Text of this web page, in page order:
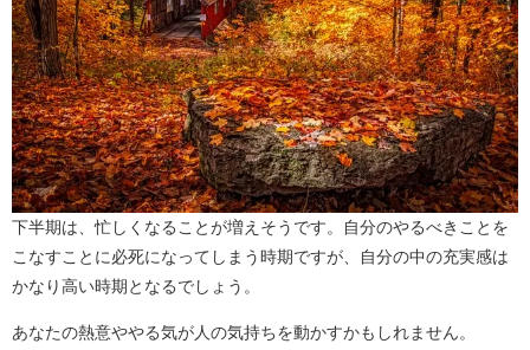
下半期は、忙しくなることが増えそうです。自分のやるべきことを
こなすことに必死になってしまう時期ですが、自分の中の充実感は
かなり高い時期となるでしょう。
あなたの熱意ややる気が人の気持ちを動かすかもしれません。